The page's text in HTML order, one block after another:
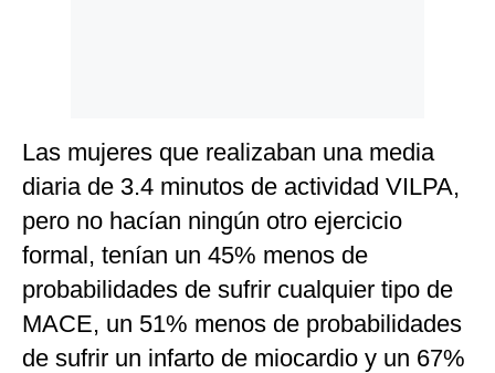
Las mujeres que realizaban una media
diaria de 3.4 minutos de actividad VILPA,
pero no hacían ningún otro ejercicio
formal, tenían un 45% menos de
probabilidades de sufrir cualquier tipo de
MACE, un 51% menos de probabilidades
de sufrir un infarto de miocardio y un 67%